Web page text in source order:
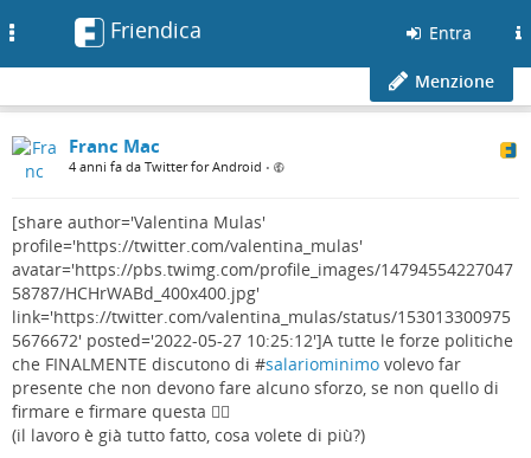
Friendica Entra
Menzione
Franc Mac
4 anni fa da Twitter for Android •
[share author='Valentina Mulas'
profile='https://twitter.com/valentina_mulas'
avatar='https://pbs.twimg.com/profile_images/14794554227047
58787/HCHrWABd_400x400.jpg'
link='https://twitter.com/valentina_mulas/status/153013300975
5676672' posted='2022-05-27 10:25:12']A tutte le forze politiche
che FINALMENTE discutono di #salariominimo volevo far
presente che non devono fare alcuno sforzo, se non quello di
firmare e firmare questa 👇🏻
(il lavoro è già tutto fatto, cosa volete di più?)